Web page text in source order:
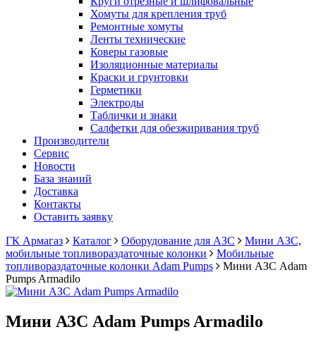
Хомуты для крепления труб
Ремонтные хомуты
Ленты технические
Коверы газовые
Изоляционные материалы
Краски и грунтовки
Герметики
Электроды
Таблички и знаки
Салфетки для обезжиривания труб
Производители
Сервис
Новости
База знаний
Доставка
Контакты
Оставить заявку
ГК Армагаз
Каталог Оборудование для АЗС
Мини АЗС,
мобильные топливораздаточные колонки
Мобильные
топливораздаточные колонки Adam Pumps
Мини АЗС Adam
Pumps Armadilo
Мини АЗС Adam Pumps Armadilo